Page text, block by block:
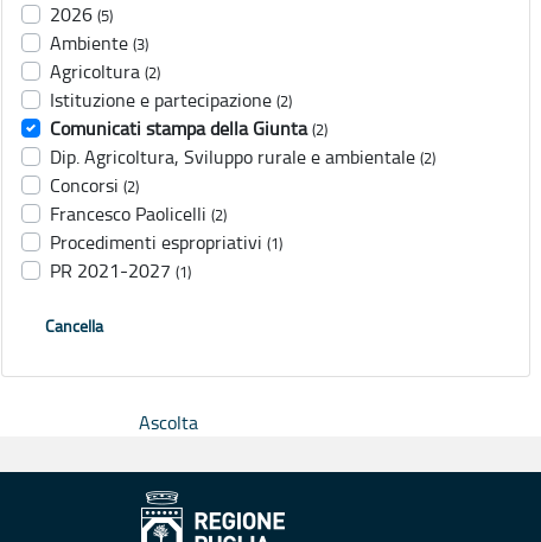
2026 (5)
Ambiente (3)
Agricoltura (2)
Istituzione e partecipazione (2)
Comunicati stampa della Giunta (2)
Dip. Agricoltura, Sviluppo rurale e ambientale (2)
Concorsi (2)
Francesco Paolicelli (2)
Procedimenti espropriativi (1)
PR 2021-2027 (1)
Cancella
Ascolta